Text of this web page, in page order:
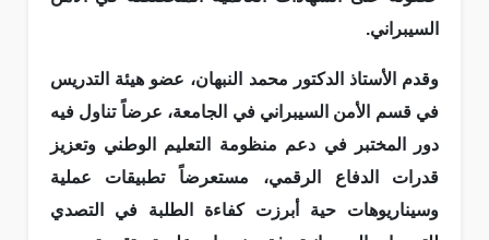
السيبراني.
وقدم الأستاذ الدكتور محمد النبهان، عضو هيئة التدريس
في قسم الأمن السيبراني في الجامعة، عرضاً تناول فيه
دور المختبر في دعم منظومة التعليم الوطني وتعزيز
قدرات الدفاع الرقمي، مستعرضاً تطبيقات عملية
وسيناريوهات حية أبرزت كفاءة الطلبة في التصدي